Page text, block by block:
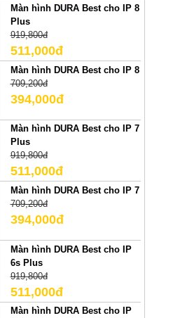
Màn hình DURA Best cho IP 8
Plus
919,800đ
511,000đ
Màn hình DURA Best cho IP 8
709,200đ
394,000đ
Màn hình DURA Best cho IP 7
Plus
919,800đ
511,000đ
Màn hình DURA Best cho IP 7
709,200đ
394,000đ
Màn hình DURA Best cho IP
6s Plus
919,800đ
511,000đ
Màn hình DURA Best cho IP